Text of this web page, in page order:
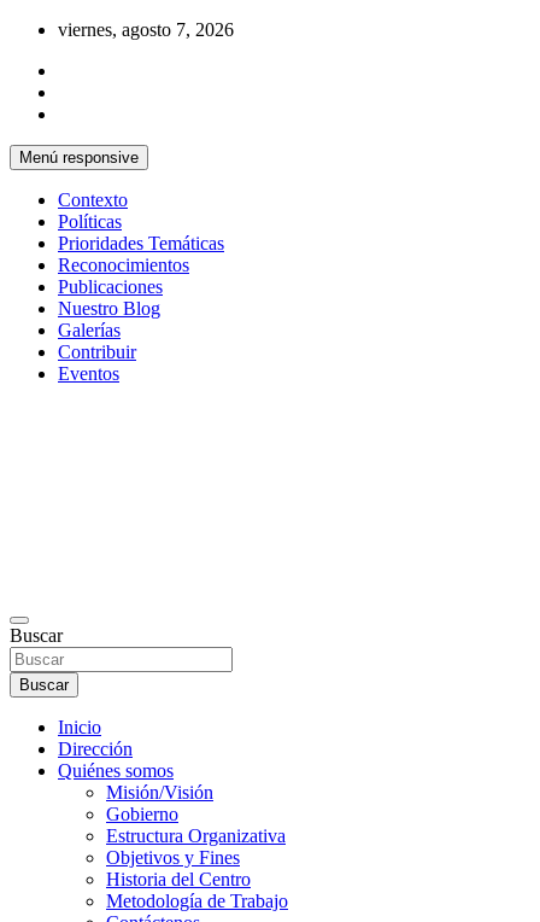
Saltar
contenido
viernes, agosto 7, 2026
Menú responsive
Contexto
Políticas
Prioridades Temáticas
Reconocimientos
Publicaciones
Nuestro Blog
Galerías
Contribuir
Eventos
Buscar
Buscar
Inicio
Dirección
Quiénes somos
Misión/Visión
Gobierno
Estructura Organizativa
Objetivos y Fines
Historia del Centro
Metodología de Trabajo